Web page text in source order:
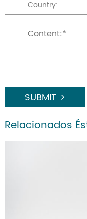
SUBMIT
Relacionados